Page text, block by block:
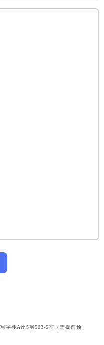
字楼A座5层503-5室（需提前预